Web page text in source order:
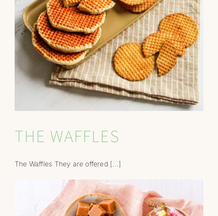
THE WAFFLES
The Waffles They are offered [...]